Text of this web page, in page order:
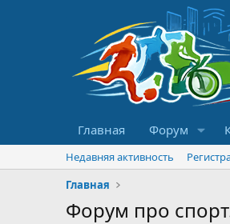
Главная Форум
Недавняя активность
Главная
Форум про